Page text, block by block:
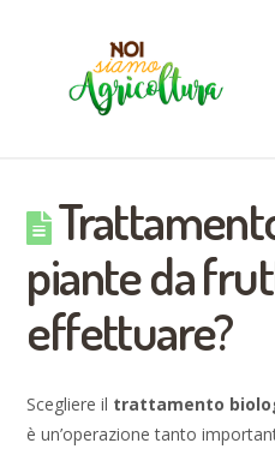
piante da
effettuare?
Scegliere il trattamento
è un’operazione tanto